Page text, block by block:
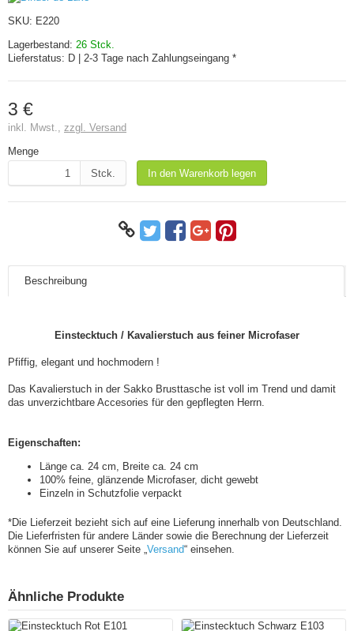
SKU: E220
Lagerbestand: 26 Stck.
Lieferstatus: D | 2-3 Tage nach Zahlungseingang *
3 €
inkl. Mwst., zzgl. Versand
Menge
Stck.
In den Warenkorb legen
Beschreibung
Einstecktuch / Kavalierstuch aus feiner Microfaser
Pfiffig, elegant und hochmodern !
Das Kavalierstuch in der Sakko Brusttasche ist voll im Trend und damit
das unverzichtbare Accesories für den gepflegten Herrn.
Eigenschaften:
Länge ca. 24 cm, Breite ca. 24 cm
100% feine, glänzende Microfaser, dicht gewebt
Einzeln in Schutzfolie verpackt
*Die Lieferzeit bezieht sich auf eine Lieferung innerhalb von Deutschland.
Die Lieferfristen für andere Länder sowie die Berechnung der Lieferzeit
können Sie auf unserer Seite „Versand“ einsehen.
Ähnliche Produkte